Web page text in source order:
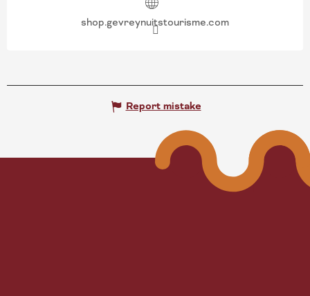
shop.gevreynuitstourisme.com
Report mistake